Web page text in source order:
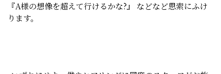
『A様の想像を超えて行けるかな?』 などなど思索にふけ
ります。